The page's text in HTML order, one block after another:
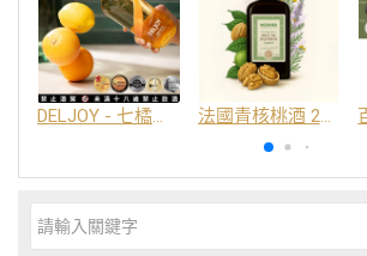
DELJOY - 七橘干邑利口酒 24% 法國青核桃酒 25%